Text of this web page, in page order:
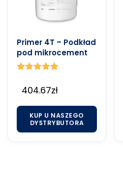
Primer 4T – Podkład
pod mikrocement
5.00
na 5
404.67zł
KUP U NASZEGO
DYSTRYBUTORA